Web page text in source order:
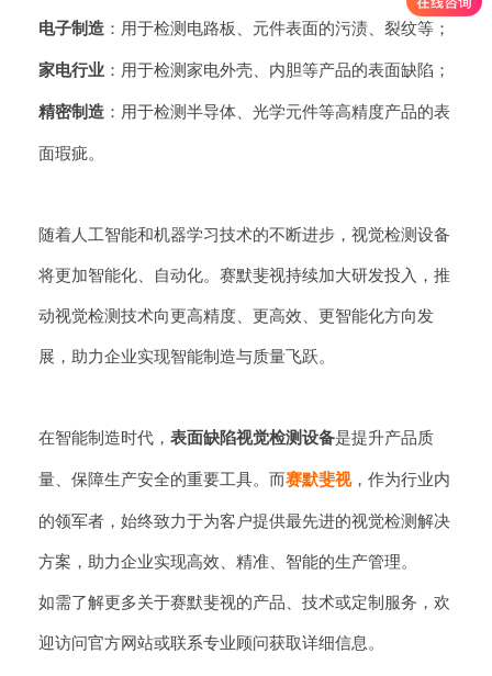
电子制造 ：用于检测电路板、元件表面的污渍、裂纹等；
家电行业 ：用于检测家电外壳、内胆等产品的表面缺陷；
精密制造 ：用于检测半导体、光学元件等高精度产品的表
面瑕疵。
随着人工智能和机器学习技术的不断进步，视觉检测设备
将更加智能化、自动化。赛默斐视持续加大研发投入，推
动视觉检测技术向更高精度、更高效、更智能化方向发
展，助力企业实现智能制造与质量飞跃。
在智能制造时代， 表面缺陷视觉检测设备是提升产品质
量、保障生产安全的重要工具。而赛默斐视，作为行业内
的领军者，始终致力于为客户提供最先进的视觉检测解决
方案，助力企业实现高效、精准、智能的生产管理。
如需了解更多关于赛默斐视的产品、技术或定制服务，欢
迎访问官方网站或联系专业顾问获取详细信息。